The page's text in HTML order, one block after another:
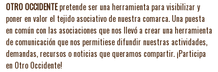
OTRO OCCIDENTEpretende ser una herramienta para visibilizar y
poner en valor el tejido asociativo de nuestra comarca. Una puesta
en común con las asociaciones que nos llevó a crear una herramienta
de comunicación que nos permitiese difundir nuestras actividades,
demandas, recursos o noticias que queramos compartir. ¡Participa
en Otro Occidente!